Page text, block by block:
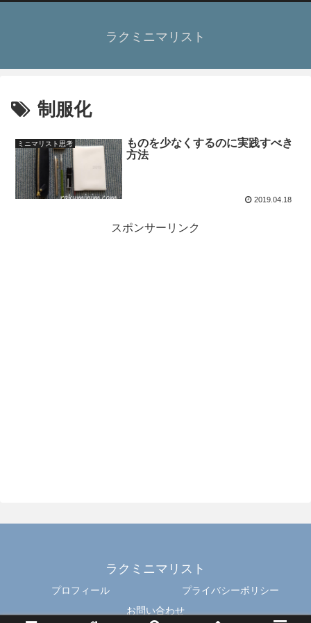
ラクミニマリスト
制服化
ミニマリスト思考
ものを少なくするのに実践すべき
方法
2019.04.18
スポンサーリンク
ラクミニマリスト
プロフィール
プライバシーポリシー
お問い合わせ